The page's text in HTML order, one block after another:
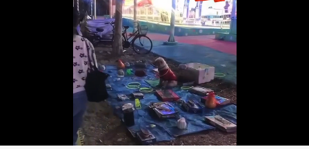
Loaded
100.00%